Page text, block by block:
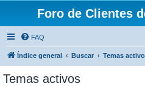
Foro de Clientes
FAQ
Índice general Buscar Temas
Temas activos